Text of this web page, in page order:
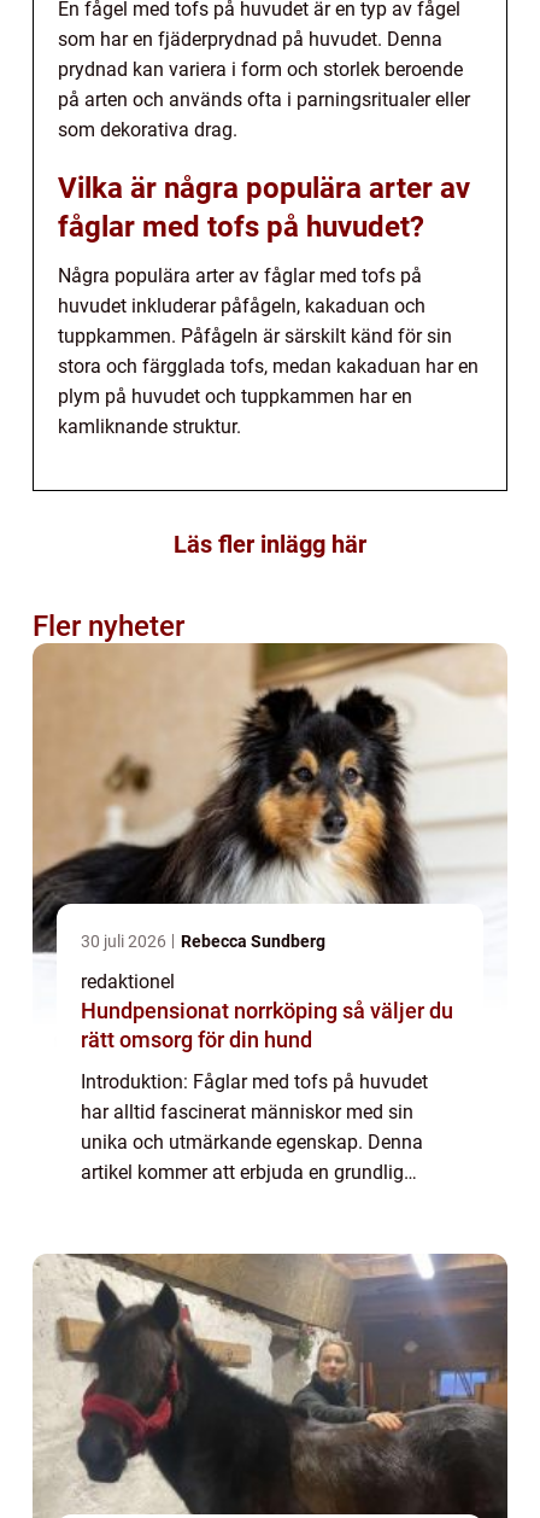
En fågel med tofs på huvudet är en typ av fågel
som har en fjäderprydnad på huvudet. Denna
prydnad kan variera i form och storlek beroende
på arten och används ofta i parningsritualer eller
som dekorativa drag.
Vilka är några populära arter av
fåglar med tofs på huvudet?
Några populära arter av fåglar med tofs på
huvudet inkluderar påfågeln, kakaduan och
tuppkammen. Påfågeln är särskilt känd för sin
stora och färgglada tofs, medan kakaduan har en
plym på huvudet och tuppkammen har en
kamliknande struktur.
Läs fler inlägg här
Fler nyheter
30 juli 2026 Rebecca Sundberg
redaktionel
Hundpensionat norrköping så väljer du
rätt omsorg för din hund
Introduktion: Fåglar med tofs på huvudet
har alltid fascinerat människor med sin
unika och utmärkande egenskap. Denna
artikel kommer att erbjuda en grundlig
och k...